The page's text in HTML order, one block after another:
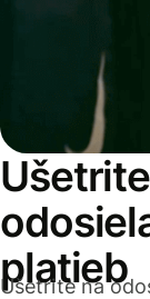
platieb
Ušetrite na